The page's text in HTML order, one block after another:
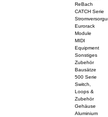
ReBach
CATCH Serie
Eurorack
Module
MIDI
Equipment
Sonstiges
Zubehör
Bausätze
500 Serie
Switch,
Loops &
Zubehör
Gehäuse
Aluminium